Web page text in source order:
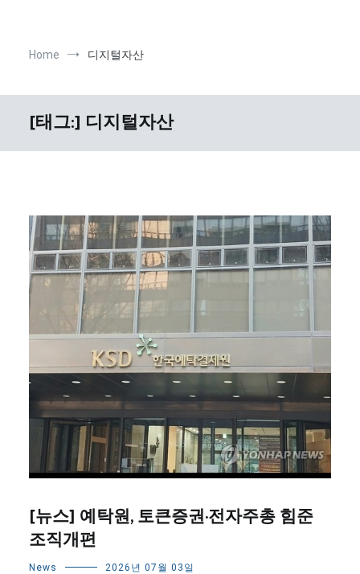
Home 디지털자산
[태그:] 디지털자산
[뉴스] 예탁원, 토큰증권·전자주총 힘준
조직개편
News 2026년 07월 03일